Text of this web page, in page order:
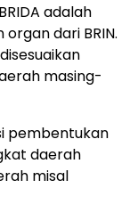
adalah
dari BRIN.
masing-
pembentukan
daerah
misal